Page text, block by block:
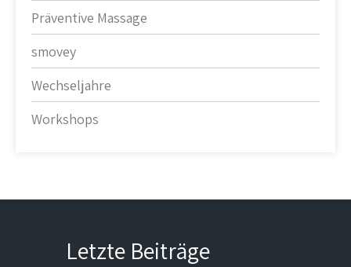
Präventive Massage
smovey
Wechseljahre
Workshops
Letzte Beiträge